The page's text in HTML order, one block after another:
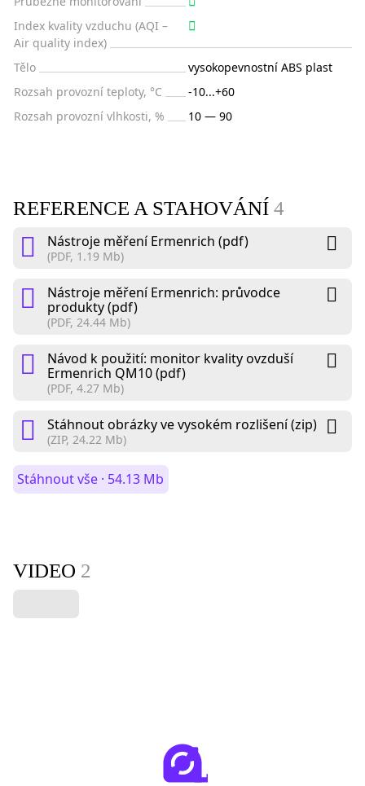
Index kvality vzduchu (AQI –
Air quality index)
Tělo
vysokopevnostní ABS plast
Rozsah provozní teploty, °C
-10...+60
Rozsah provozní vlhkosti, %
10 — 90
REFERENCE A STAHOVÁNÍ 4
Nástroje měření Ermenrich (pdf)
(PDF, 1.19 Mb)
Nástroje měření Ermenrich: průvodce
produkty (pdf)
(PDF, 24.44 Mb)
Návod k použití: monitor kvality ovzduší
Ermenrich QM10 (pdf)
(PDF, 4.27 Mb)
Stáhnout obrázky ve vysokém rozlišení (zip)
(ZIP, 24.22 Mb)
Stáhnout vše · 54.13 Mb
VIDEO 2